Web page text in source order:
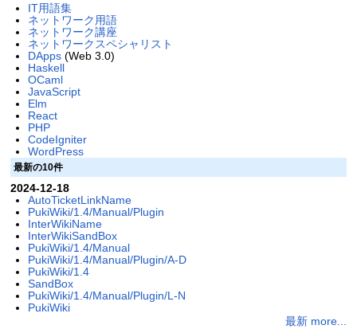
IT用語集
ネットワーク用語
ネットワーク講座
ネットワークスペシャリスト
DApps(Web 3.0)
Haskell
OCaml
JavaScript
Elm
React
PHP
CodeIgniter
WordPress
最新の10件
2024-12-18
AutoTicketLinkName
PukiWiki/1.4/Manual/Plugin
InterWikiName
InterWikiSandBox
PukiWiki/1.4/Manual
PukiWiki/1.4/Manual/Plugin/A-D
PukiWiki/1.4
SandBox
PukiWiki/1.4/Manual/Plugin/L-N
PukiWiki
最新 more...